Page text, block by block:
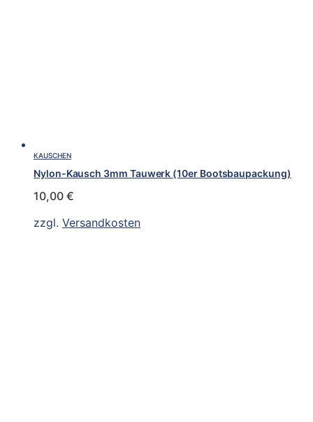
KAUSCHEN
Nylon-Kausch 3mm Tauwerk (10er Bootsbaupackung)
10,00 €
zzgl. Versandkosten